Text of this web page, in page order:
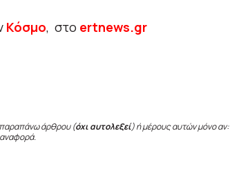
Κόσμο, στο ertnews.gr
παραπάνω άρθρου (όχι αυτολεξεί) ή μέρους αυτών μόνο αν:
αναφορά.